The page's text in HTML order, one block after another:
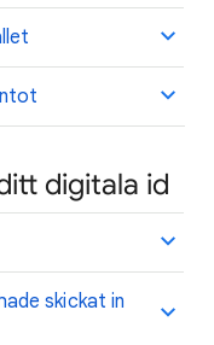
digitala id
skickat in